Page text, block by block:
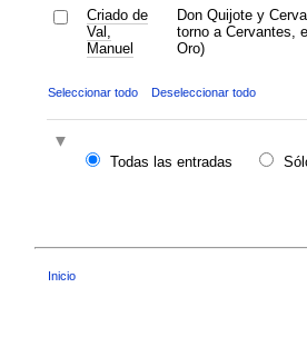
Criado de
Val,
Manuel
Don Quijote y
torno a Cervantes,
Oro)
Seleccionar todo Deseleccionar todo
Todas las entradas
Inicio